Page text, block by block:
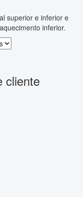
superior e inferior e
inferior.
cliente